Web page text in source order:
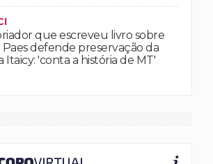
que escreveu livro sobre
Paes defende preservação da
Itaicy: 'conta a história de MT'